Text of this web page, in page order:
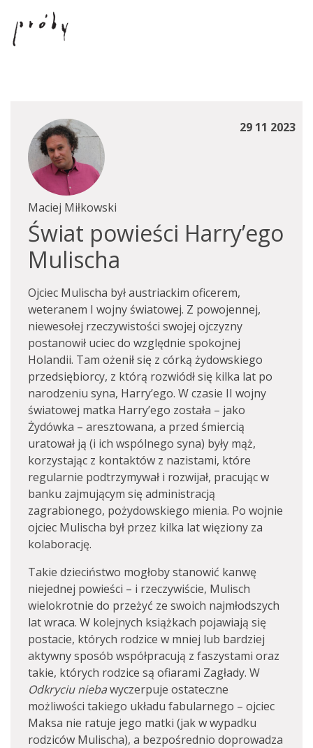
29 11 2023
Maciej Miłkowski
Świat powieści Harry’ego
Mulischa
Ojciec Mulischa był austriackim oficerem,
weteranem I wojny światowej. Z powojennej,
niewesołej rzeczywistości swojej ojczyzny
postanowił uciec do względnie spokojnej
Holandii. Tam ożenił się z córką żydowskiego
przedsiębiorcy, z którą rozwiódł się kilka lat po
narodzeniu syna, Harry’ego. W czasie II wojny
światowej matka Harry’ego została – jako
Żydówka – aresztowana, a przed śmiercią
uratował ją (i ich wspólnego syna) były mąż,
korzystając z kontaktów z nazistami, które
regularnie podtrzymywał i rozwijał, pracując w
banku zajmującym się administracją
zagrabionego, pożydowskiego mienia. Po wojnie
ojciec Mulischa był przez kilka lat więziony za
kolaborację.
Takie dzieciństwo mogłoby stanowić kanwę
niejednej powieści – i rzeczywiście, Mulisch
wielokrotnie do przeżyć ze swoich najmłodszych
lat wraca. W kolejnych książkach pojawiają się
postacie, których rodzice w mniej lub bardziej
aktywny sposób współpracują z faszystami oraz
takie, których rodzice są ofiarami Zagłady. W
Odkryciu niebawyczerpuje ostateczne
możliwości takiego układu fabularnego – ojciec
Maksa nie ratuje jego matki (jak w wypadku
rodziców Mulischa), a bezpośrednio doprowadza